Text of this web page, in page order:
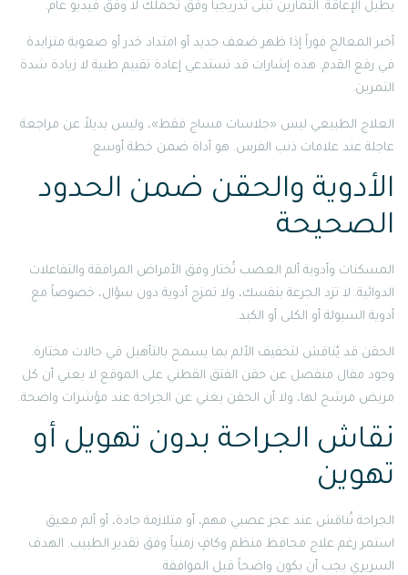
يطيل الإعاقة. التمارين تُبنى تدريجياً وفق تحملك لا وفق فيديو عام.
أخبر المعالج فوراً إذا ظهر ضعف جديد أو امتداد خدر أو صعوبة متزايدة
في رفع القدم. هذه إشارات قد تستدعي إعادة تقييم طبية لا زيادة شدة
التمرين.
العلاج الطبيعي ليس «جلاسات مساج فقط»، وليس بديلاً عن مراجعة
عاجلة عند علامات ذنب الفرس. هو أداة ضمن خطة أوسع.
الأدوية والحقن ضمن الحدود
الصحيحة
المسكنات وأدوية ألم العصب تُختار وفق الأمراض المرافقة والتفاعلات
الدوائية. لا تزد الجرعة بنفسك، ولا تمزج أدوية دون سؤال، خصوصاً مع
أدوية السيولة أو الكلى أو الكبد.
الحقن قد يُناقش لتخفيف الألم بما يسمح بالتأهيل في حالات مختارة.
وجود مقال منفصل عن حقن الفتق القطني على الموقع لا يعني أن كل
مريض مرشح لها، ولا أن الحقن يغني عن الجراحة عند مؤشرات واضحة.
نقاش الجراحة بدون تهويل أو
تهوين
الجراحة تُناقش عند عجز عصبي مهم، أو متلازمة حادة، أو ألم معيق
استمر رغم علاج محافظ منظم وكافٍ زمنياً وفق تقدير الطبيب. الهدف
السريري يجب أن يكون واضحاً قبل الموافقة.